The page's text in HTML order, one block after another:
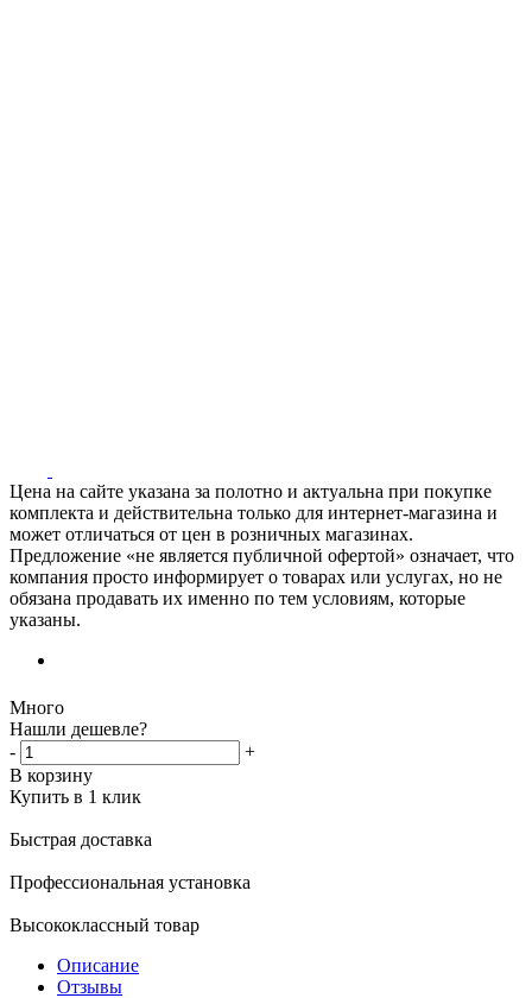
Цена на сайте указана за полотно и актуальна при покупке
комплекта и действительна только для интернет-магазина и
может отличаться от цен в розничных магазинах.
Предложение «не является публичной офертой» означает, что
компания просто информирует о товарах или услугах, но не
обязана продавать их именно по тем условиям, которые
указаны.
Много
Нашли дешевле?
-
+
В корзину
Купить в 1 клик
Быстрая доставка
Профессиональная установка
Высококлассный товар
Описание
Отзывы